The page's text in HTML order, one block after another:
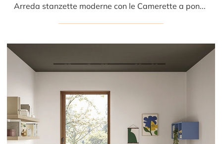
Arreda stanzette moderne con le Camerette a ponte Colombini Casa! Il modello Golf Y110 in melaminico è per ragazzi.